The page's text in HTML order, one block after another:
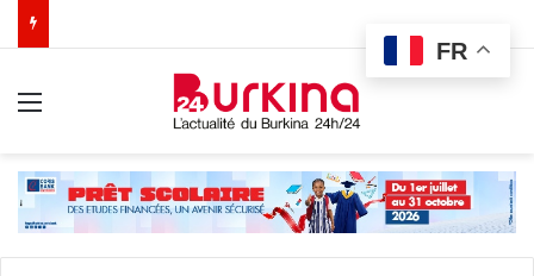
FR